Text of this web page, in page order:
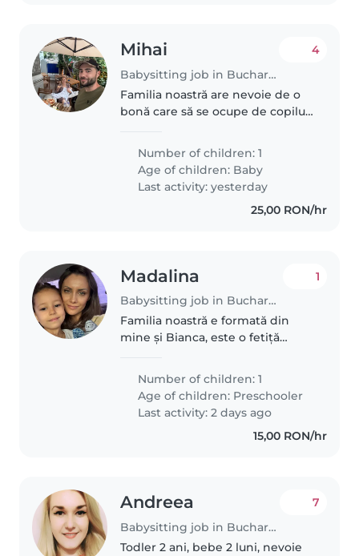
Mihai
Babysitting job in Bucharest
4
Familia noastră are nevoie de o
bonă care să se ocupe de copilul
confortabilă cu animalele de
companie. De asemenea..
Number of children: 1
Age of children: Baby
Last activity: yesterday
25,00 RON/hr
Madalina
Babysitting job in Bucharest
1
Familia noastră e formată din
mine și Bianca, este o fetiță
descurcăreață, veselă, amuzantă.
E un copil ușor de îndrăgit. Am
nevoie de o persoană care o
Number of children: 1
Age of children: Preschooler
Last activity: 2 days ago
15,00 RON/hr
Andreea
Babysitting job in Bucharest
7
Todler 2 ani, bebe 2 luni, nevoie